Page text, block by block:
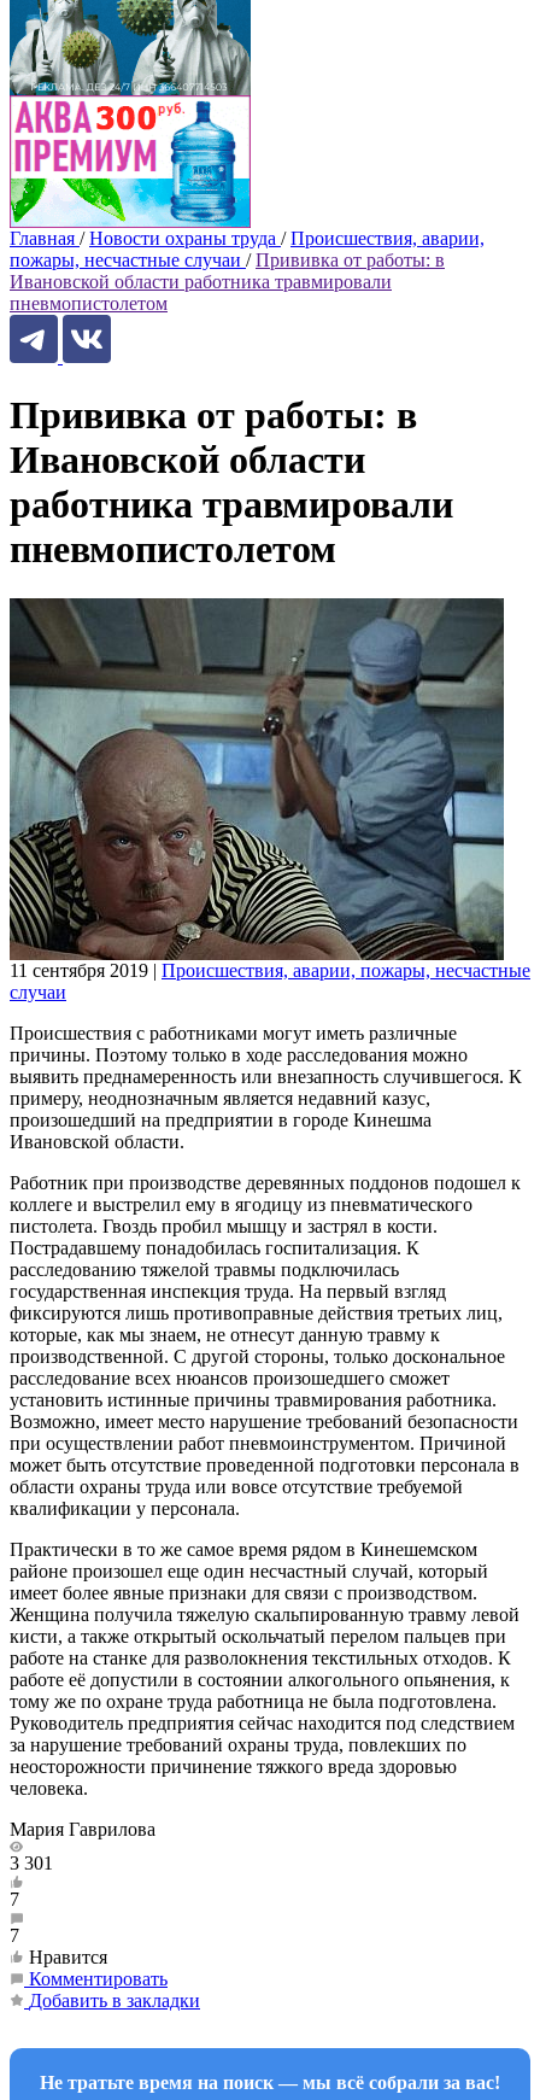
Главная / Новости охраны труда / Происшествия, аварии,
пожары, несчастные случаи / Прививка от работы: в
Ивановской области работника травмировали
пневмопистолетом
Прививка от работы: в
Ивановской области
работника травмировали
пневмопистолетом
11 сентября 2019 | Происшествия, аварии, пожары, несчастные
случаи
Происшествия с работниками могут иметь различные
причины. Поэтому только в ходе расследования можно
выявить преднамеренность или внезапность случившегося. К
примеру, неоднозначным является недавний казус,
произошедший на предприятии в городе Кинешма
Ивановской области.
Работник при производстве деревянных поддонов подошел к
коллеге и выстрелил ему в ягодицу из пневматического
пистолета. Гвоздь пробил мышцу и застрял в кости.
Пострадавшему понадобилась госпитализация. К
расследованию тяжелой травмы подключилась
государственная инспекция труда. На первый взгляд
фиксируются лишь противоправные действия третьих лиц,
которые, как мы знаем, не отнесут данную травму к
производственной. С другой стороны, только доскональное
расследование всех нюансов произошедшего сможет
установить истинные причины травмирования работника.
Возможно, имеет место нарушение требований безопасности
при осуществлении работ пневмоинструментом. Причиной
может быть отсутствие проведенной подготовки персонала в
области охраны труда или вовсе отсутствие требуемой
квалификации у персонала.
Практически в то же самое время рядом в Кинешемском
районе произошел еще один несчастный случай, который
имеет более явные признаки для связи с производством.
Женщина получила тяжелую скальпированную травму левой
кисти, а также открытый оскольчатый перелом пальцев при
работе на станке для разволокнения текстильных отходов. К
работе её допустили в состоянии алкогольного опьянения, к
тому же по охране труда работница не была подготовлена.
Руководитель предприятия сейчас находится под следствием
за нарушение требований охраны труда, повлекших по
неосторожности причинение тяжкого вреда здоровью
человека.
Мария Гаврилова
3 301
7
7
Нравится
Комментировать
Добавить в закладки
Не тратьте время на поиск — мы всё собрали за вас!